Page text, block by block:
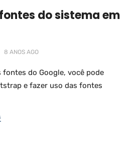
do sistema em
8 ANOS AGO
fontes do Google, você pode
e fazer uso das fontes